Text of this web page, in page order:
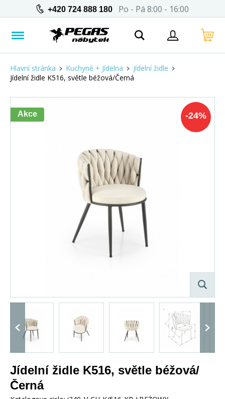
+420 724 888 180 Po - Pá 8:00 - 16:00
Hlavní stránka Kuchyně + Jídelna
Jídelní židle
Jídelní židle K516, světle béžová/Černá
-24%
Akce
Jídelní židle K516, světle béžová/
Černá